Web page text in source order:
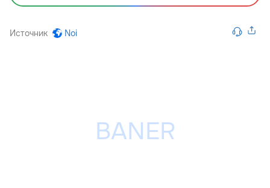
Источник Noi